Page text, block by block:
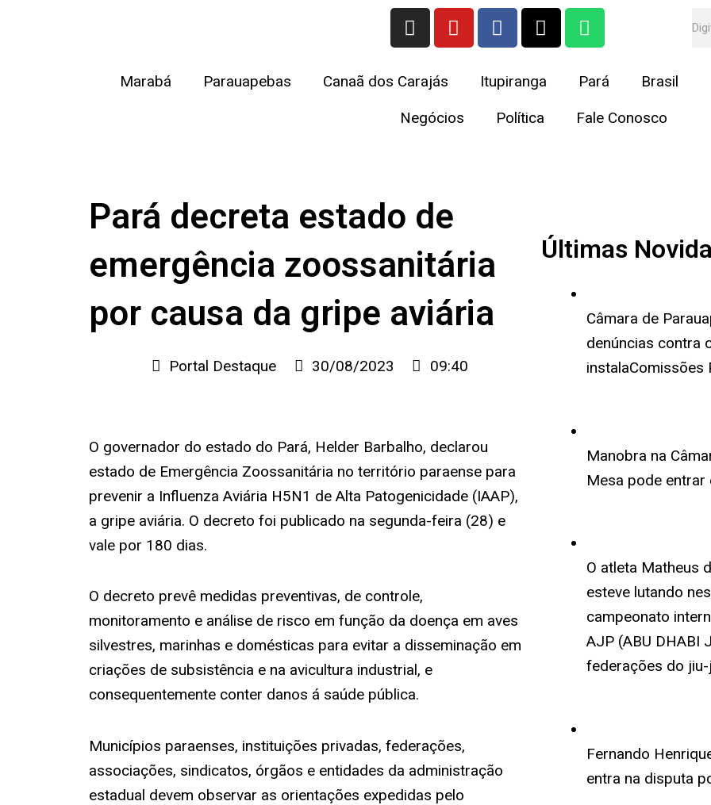
I
n
t
g
Y
o
b
F
a
e
b
o
X
-
w
t
W
h
t
a
Marabá Parauapebas Canaã dos Carajás Itupiranga Pará Brasil
Negócios
Política Fale Conosco
Pará decreta estado de
emergência zoossanitária
por causa da gripe aviária
Portal Destaque 30/08/2023 09:40
O governador do estado do Pará, Helder Barbalho, declarou
estado de Emergência Zoossanitária no território paraense para
prevenir a Influenza Aviária H5N1 de Alta Patogenicidade (IAAP),
a gripe aviária. O decreto foi publicado na segunda-feira (28) e
vale por 180 dias.
O decreto prevê medidas preventivas, de controle,
monitoramento e análise de risco em função da doença em aves
silvestres, marinhas e domésticas para evitar a disseminação em
criações de subsistência e na avicultura industrial, e
consequentemente conter danos á saúde pública.
Municípios paraenses, instituições privadas, federações,
associações, sindicatos, órgãos e entidades da administração
estadual devem observar as orientações expedidas pelo
Últimas
Câmara de
denúncias contra
instalaComissões
Manobra na
Mesa pode
O atleta Matheus
esteve lutando
campeonato
AJP (ABU DHABI
federações do
Fernando
entra na disputa